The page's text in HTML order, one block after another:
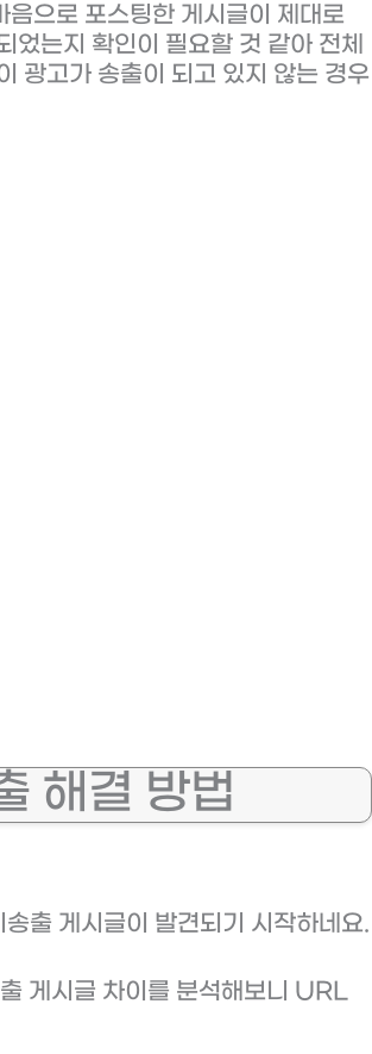
으로 포스팅한 게시글이 제대로
었는지 확인이 필요할 것 같아 전체
광고가 송출이 되고 있지 않는 경우
해결 방법
출 게시글이 발견되기 시작하네요.
게시글 차이를 분석해보니 URL